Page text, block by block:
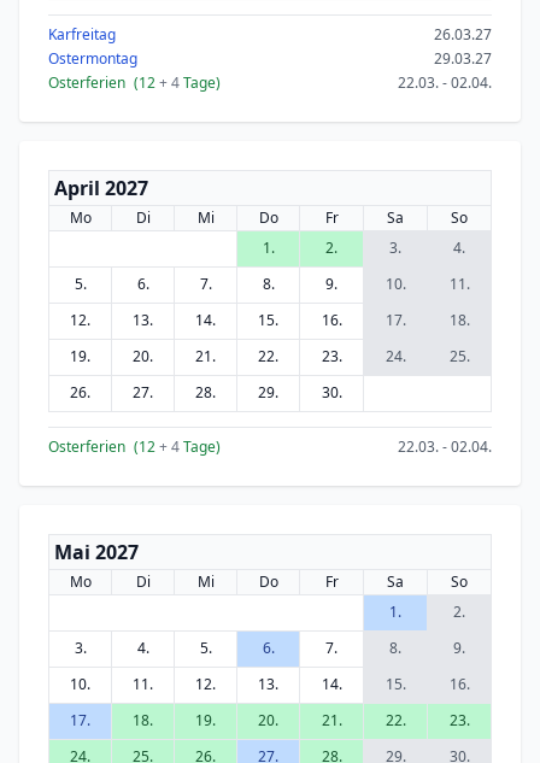
Karfreitag
26.03.27
Ostermontag
29.03.27
Osterferien (12+ 4Tage) 22.03. - 02.04.
April 2027
Mo Di Mi Do Fr Sa
So
1.
2. 3.
4.
5.
6. 7. 8. 9. 10.
11.
12.
13. 14. 15. 16. 17.
18.
19.
20. 21. 22. 23. 24.
25.
26.
27. 28. 29. 30.
Osterferien (12+ 4Tage) 22.03. - 02.04.
Mai 2027
Mo Di Mi Do Fr Sa
So
1.
2.
3.
4. 5. 6. 7. 8.
9.
10.
11. 12. 13. 14. 15.
16.
17.
18. 19. 20. 21. 22.
23.
24.
25. 26. 27. 28. 29. 30.